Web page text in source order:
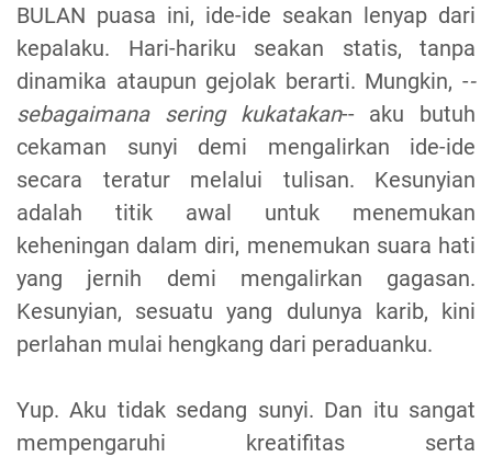
BULAN puasa ini, ide-ide seakan lenyap dari
kepalaku. Hari-hariku seakan statis, tanpa
dinamika ataupun gejolak berarti. Mungkin, --
sebagaimana sering kukatakan-- aku butuh
cekaman sunyi demi mengalirkan ide-ide
secara teratur melalui tulisan. Kesunyian
adalah titik awal untuk menemukan
keheningan dalam diri, menemukan suara hati
yang jernih demi mengalirkan gagasan.
Kesunyian, sesuatu yang dulunya karib, kini
perlahan mulai hengkang dari peraduanku.
Yup. Aku tidak sedang sunyi. Dan itu sangat
mempengaruhi kreatifitas serta